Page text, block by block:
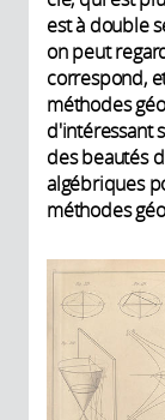
est à double
on peut
correspond,
méthodes
d'intéressant
des beautés
algébriques
méthodes